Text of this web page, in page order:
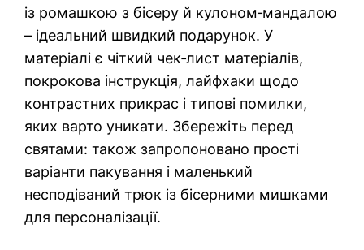
із ромашкою з бісеру й кулоном‑мандалою
– ідеальний швидкий подарунок. У
матеріалі є чіткий чек‑лист матеріалів,
покрокова інструкція, лайфхаки щодо
контрастних прикрас і типові помилки,
яких варто уникати. Збережіть перед
святами: також запропоновано прості
варіанти пакування і маленький
несподіваний трюк із бісерними мишками
для персоналізації.